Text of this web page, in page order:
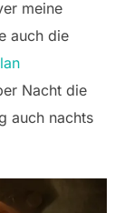
meine
auch die
Nacht die
auch nachts